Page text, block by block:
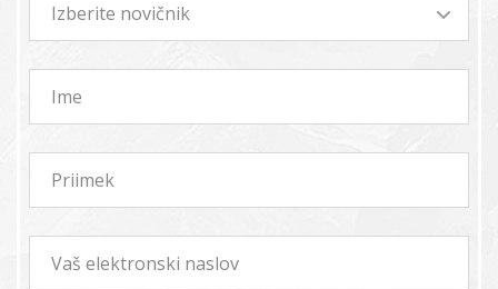
Izberite novičnik
Ime
Priimek
Vaš elektronski naslov